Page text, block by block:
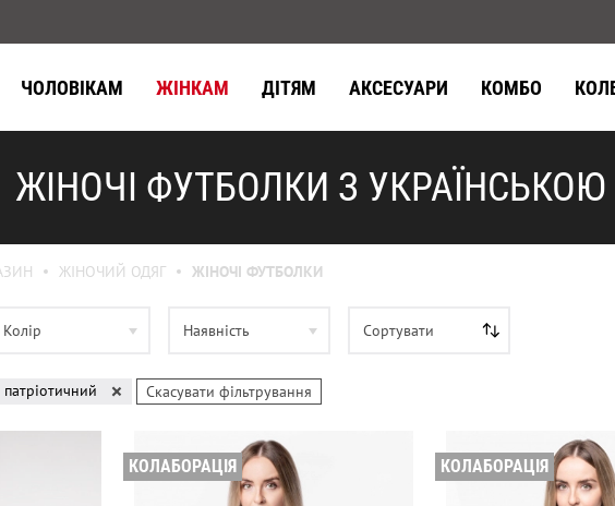
ЧОЛОВІКАМ ЖІНКАМ ДІТЯМ АКСЕСУАРИ КОМБО
ЖІНОЧІ ФУТБОЛКИ З
ЖІНОЧИЙ ОДЯГ ЖІНОЧІ ФУТБОЛКИ
Колір Наявність Сортувати
патріотичний Скасувати фільтрування
КОЛАБОРАЦІЯ КОЛАБОРАЦІЯ